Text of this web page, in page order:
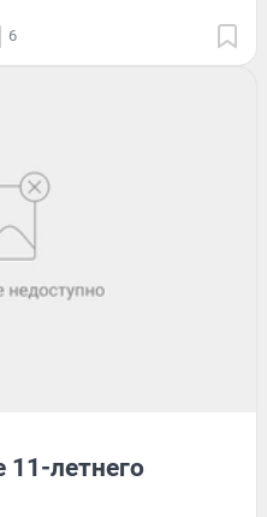
6
летнего